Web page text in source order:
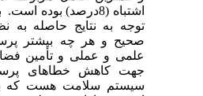
اشتباه (8درصد) بوده
توجه به نتایج حاصله به
صحیح و هر چه بیشتر
علمی و عملی و تأمین
جهت کاهش خطاهای
سیستم سلامت هست که به